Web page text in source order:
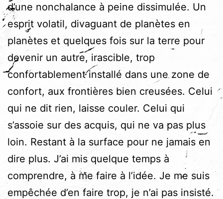
d’une nonchalance à peine dissimulée. Un
esprit volatil, divaguant de planètes en
planètes et quelques fois sur la terre pour
devenir un autre, irascible, trop
confortablement installé dans une zone de
confort, aux frontières bien creusées. Celui
qui ne dit rien, laisse couler. Celui qui
s’assoie sur des acquis, qui ne va pas plus
loin. Restant à la surface pour ne jamais en
dire plus. J’ai mis quelque temps à
comprendre, à me faire à l’idée. Je me suis
empêchée d’en faire trop, je n’ai pas insisté.